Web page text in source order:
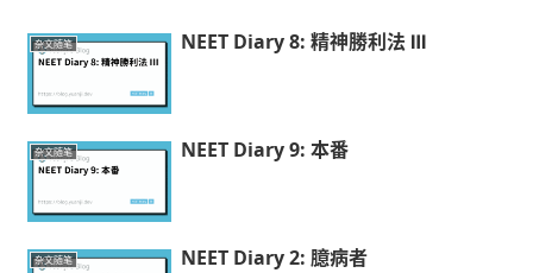
杂文随笔 NEET Diary 8: 精神勝利法 Ⅲ
杂文随笔 NEET Diary 9: 本番
杂文随笔 NEET Diary 2: 臆病者